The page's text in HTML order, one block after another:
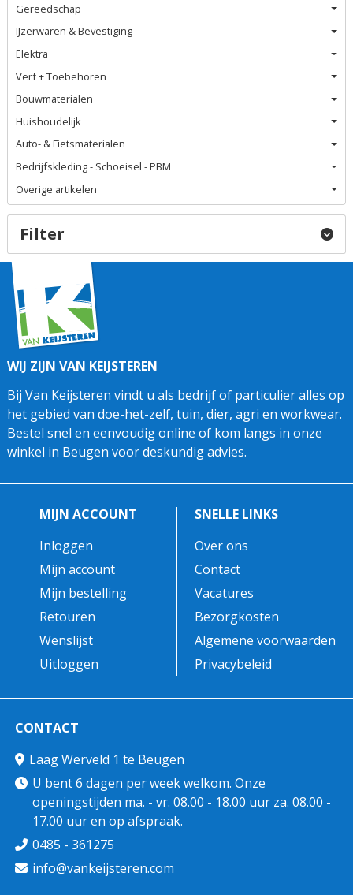
Gereedschap
IJzerwaren & Bevestiging
Elektra
Verf + Toebehoren
Bouwmaterialen
Huishoudelijk
Auto- & Fietsmaterialen
Bedrijfskleding - Schoeisel - PBM
Overige artikelen
Filter
WIJ ZIJN VAN KEIJSTEREN
Bij Van Keijsteren vindt u als bedrijf of particulier alles op
het gebied van doe-het-zelf, tuin, dier, agri en workwear.
Bestel snel en eenvoudig online of kom langs in onze
winkel in Beugen voor deskundig advies.
MIJN ACCOUNT
Inloggen
Mijn account
Mijn bestelling
Retouren
Wenslijst
Uitloggen
SNELLE LINKS
Over ons
Contact
Vacatures
Bezorgkosten
Algemene voorwaarden
Privacybeleid
CONTACT
Laag Werveld 1 te Beugen
U bent 6 dagen per week welkom. Onze
openingstijden ma. - vr. 08.00 - 18.00 uur za. 08.00 -
17.00 uur en op afspraak.
0485 - 361275
info@vankeijsteren.com